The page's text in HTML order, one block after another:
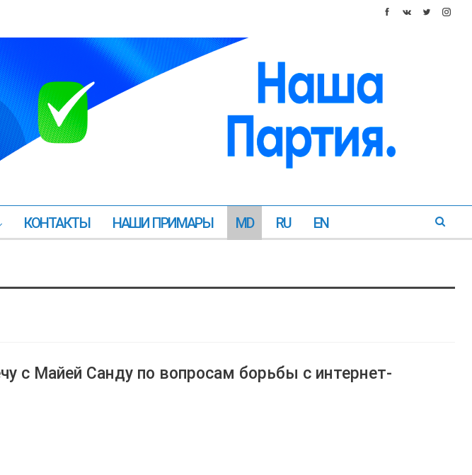
КОНТАКТЫ НАШИ ПРИМАРЫ MD RU EN
с Майей Санду по вопросам борьбы с интернет-